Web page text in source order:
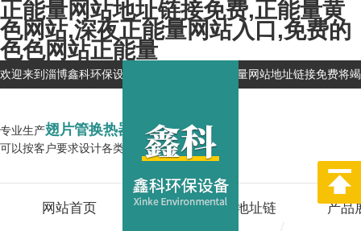
正能量网站地址链接免费,正能量黄
色网站,深夜正能量网站入口,免费的
色色网站正能量
欢迎来到淄博鑫科环保设备有限公司网站，正能量网站地址链接免费将
专业生产翅片管换热器
企业
可以按客户要求设计各类换热器,型号全
网站首页 关于正能量网站地址链 产品